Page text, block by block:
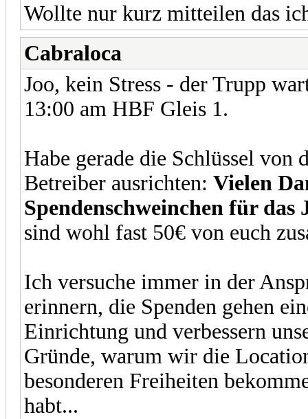
Wollte nur kurz mitteilen das
Cabraloca
Joo, kein Stress - der Trupp
13:00 am HBF Gleis 1.
Habe gerade die Schlüssel
Betreiber ausrichten: Vielen
Spendenschweinchen für
sind wohl fast 50€ von euch
Ich versuche immer in der
erinnern, die Spenden gehen
Einrichtung und verbessern
Gründe, warum wir die
besonderen Freiheiten
habt...